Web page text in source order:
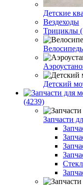
Детские
Вездеходы
Трициклы
Детский
(4239)
Запчасти